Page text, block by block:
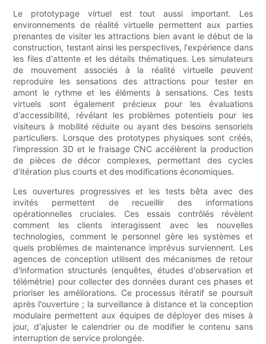
Le prototypage virtuel est tout aussi important. Les
environnements de réalité virtuelle permettent aux parties
prenantes de visiter les attractions bien avant le début de la
construction, testant ainsi les perspectives, l'expérience dans
les files d'attente et les détails thématiques. Les simulateurs
de mouvement associés à la réalité virtuelle peuvent
reproduire les sensations des attractions pour tester en
amont le rythme et les éléments à sensations. Ces tests
virtuels sont également précieux pour les évaluations
d'accessibilité, révélant les problèmes potentiels pour les
visiteurs à mobilité réduite ou ayant des besoins sensoriels
particuliers. Lorsque des prototypes physiques sont créés,
l'impression 3D et le fraisage CNC accélèrent la production
de pièces de décor complexes, permettant des cycles
d'itération plus courts et des modifications économiques.
Les ouvertures progressives et les tests bêta avec des
invités permettent de recueillir des informations
opérationnelles cruciales. Ces essais contrôlés révèlent
comment les clients interagissent avec les nouvelles
technologies, comment le personnel gère les systèmes et
quels problèmes de maintenance imprévus surviennent. Les
agences de conception utilisent des mécanismes de retour
d'information structurés (enquêtes, études d'observation et
télémétrie) pour collecter des données durant ces phases et
prioriser les améliorations. Ce processus itératif se poursuit
après l'ouverture ; la surveillance à distance et la conception
modulaire permettent aux équipes de déployer des mises à
jour, d'ajuster le calendrier ou de modifier le contenu sans
interruption de service prolongée.